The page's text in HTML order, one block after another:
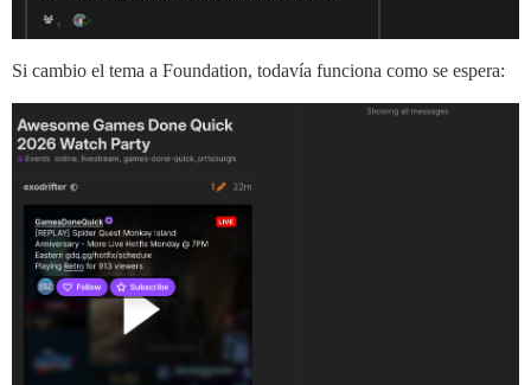
Si cambio el tema a Foundation, todavía funciona como se espera: